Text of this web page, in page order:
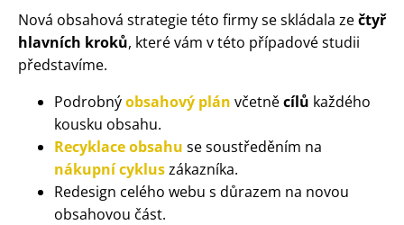
Nová obsahová strategie této firmy se skládala zečtyř
hlavních kroků, které vám v této případové studii
představíme.
Podrobnýobsahový plán včetněcílů každého
kousku obsahu.
Recyklace obsahu se soustředěním na
nákupní cykluszákazníka.
Redesign celého webu s důrazem na novou
obsahovou část.